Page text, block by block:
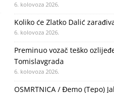
6. kolovoza 2026.
Koliko će Zlatko Dalić
6. kolovoza 2026.
Preminuo vozač teško
Tomislavgrada
6. kolovoza 2026.
OSMRTNICA / Đemo (Tepo)